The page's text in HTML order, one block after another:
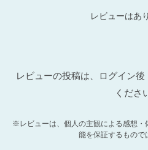
レビューはあ
レビューの投稿は、ログイン後
くださ
※レビューは、個人の主観による感想・
能を保証するもので